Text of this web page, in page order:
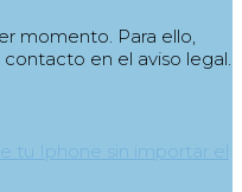
momento. Para ello,
en el aviso legal.
tu Iphone sin importar el